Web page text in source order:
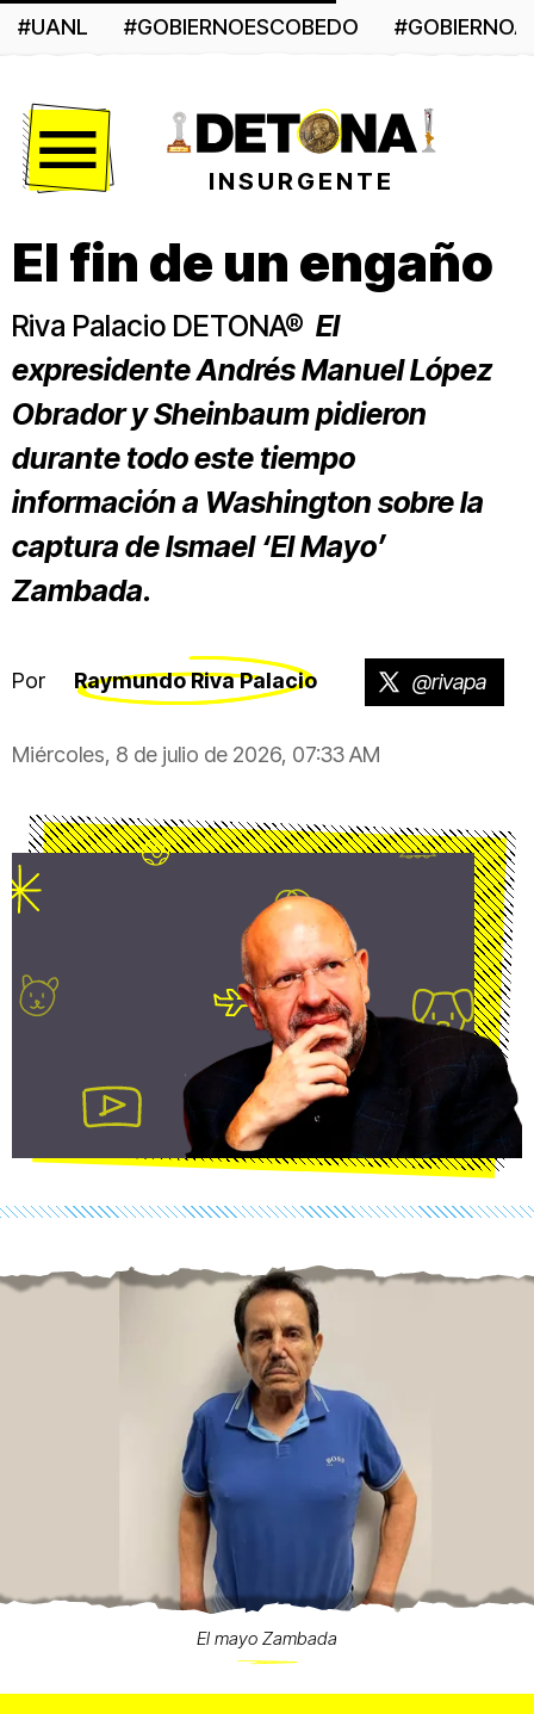
#UANL #GOBIERNOESCOBEDO
INSURGENTE
El fin de un engaño
Riva Palacio DETONA® El
expresidente Andrés Manuel López
Obrador y Sheinbaum pidieron
durante todo este tiempo
información a Washington sobre la
captura de Ismael ‘El Mayo’
Zambada.
Por Raymundo Riva Palacio @rivapa
Miércoles, 8 de julio de 2026, 07:33 AM
El mayo Zambada